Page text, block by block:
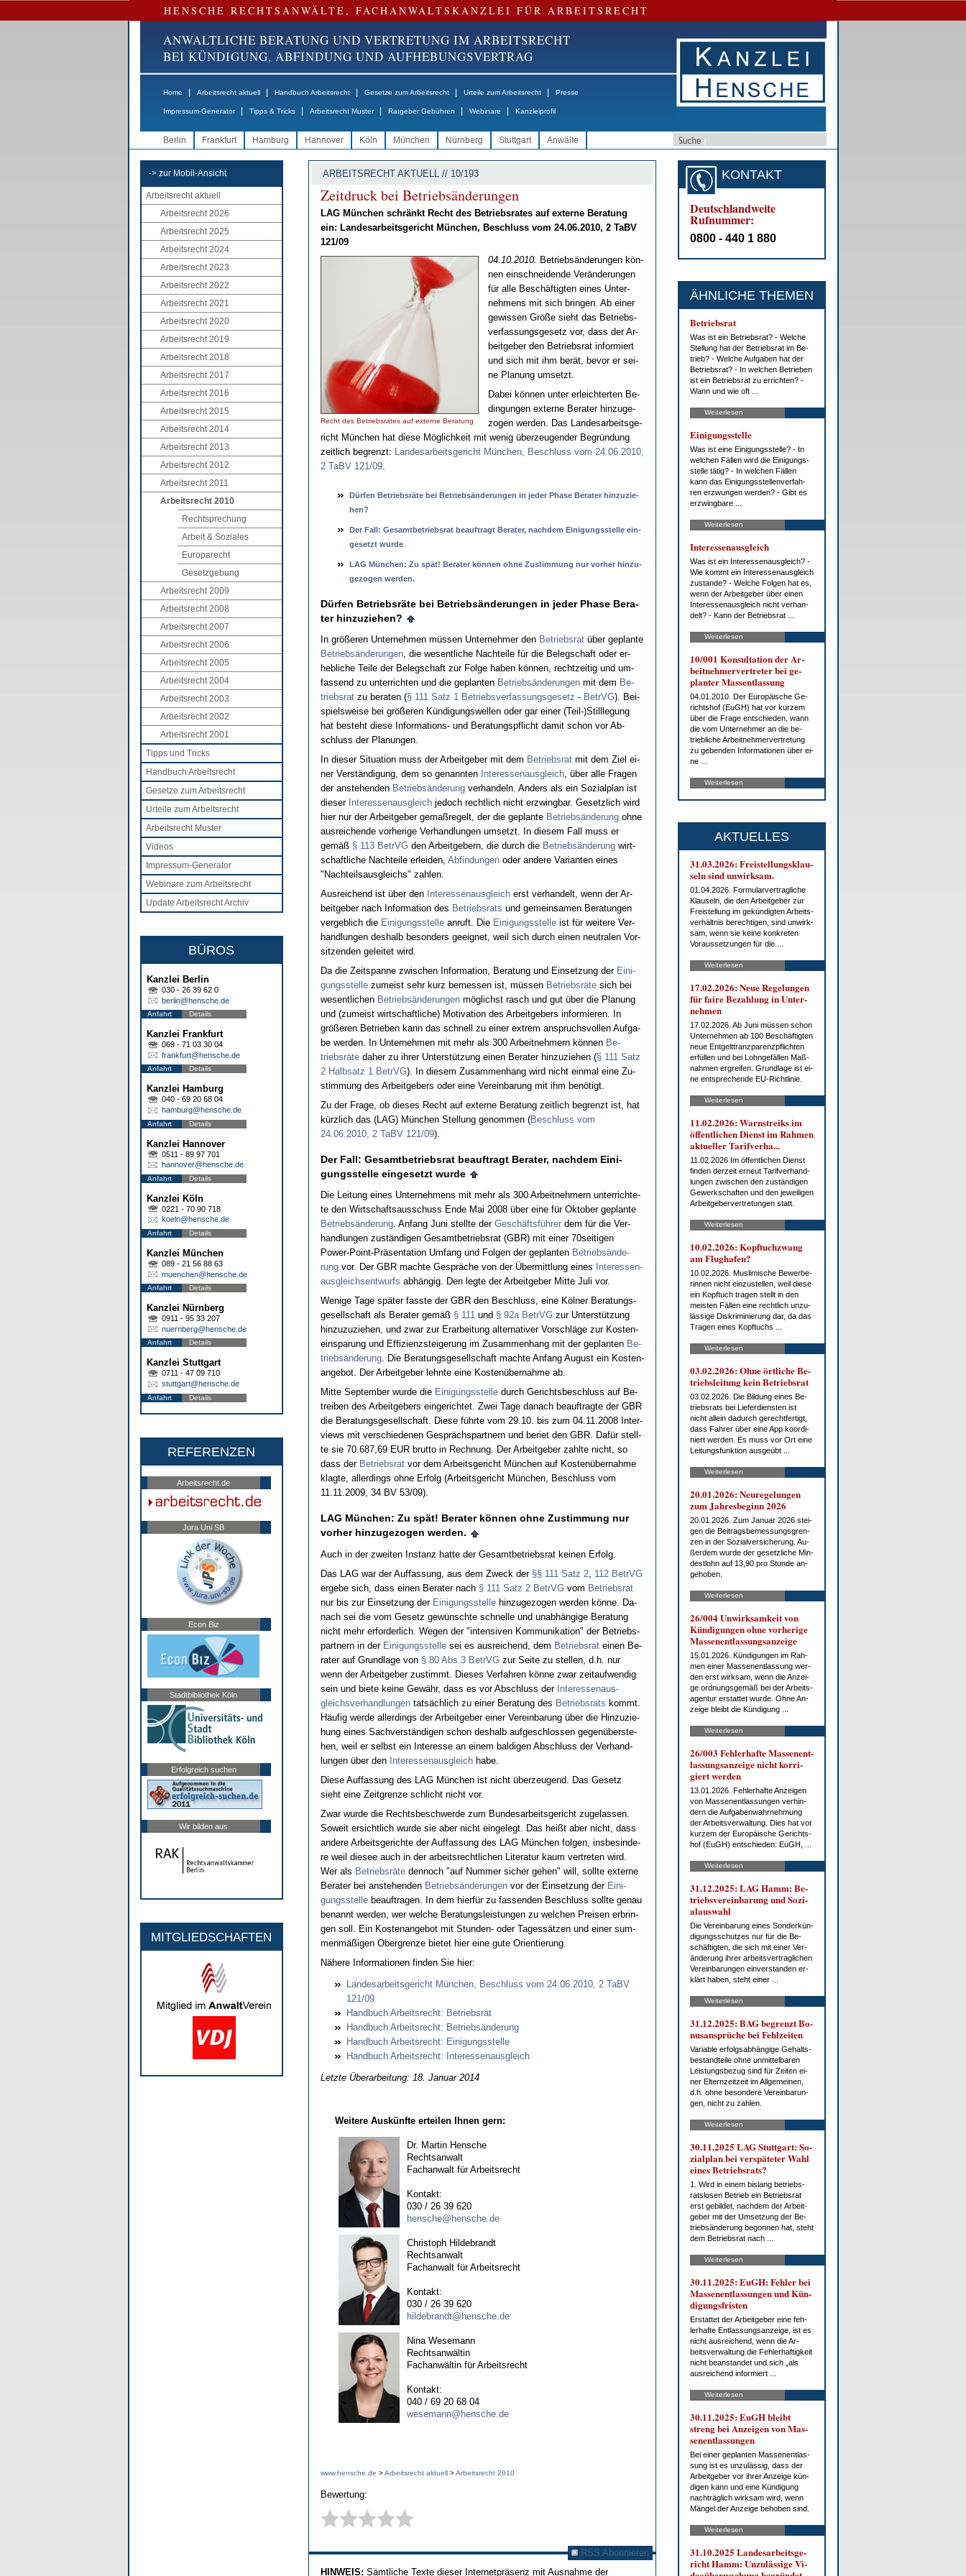
HENSCHE RECHTSANWÄLTE, FACHANWALTSKANZLEI FÜR ARBEITSRECHT
ANWALTLICHE BERATUNG UND VERTRETUNG IM ARBEITSRECHT
BEI KÜNDIGUNG, ABFINDUNG UND AUFHEBUNGSVERTRAG
Home Arbeitsrecht aktuell Handbuch Arbeitsrecht Gesetze zum Arbeitsrecht Urteile zum Arbeitsrecht Presse
Impressum-Generator Tipps & Tricks Arbeitsrecht Muster Ratgeber Gebühren Webinare Kanzleiprofil
Berlin Frankfurt Hamburg Hannover Köln München Nürnberg Stuttgart Anwälte
-> zur Mobil-Ansicht
Arbeitsrecht aktuell
Arbeitsrecht 2026
Arbeitsrecht 2025
Arbeitsrecht 2024
Arbeitsrecht 2023
Arbeitsrecht 2022
Arbeitsrecht 2021
Arbeitsrecht 2020
Arbeitsrecht 2019
Arbeitsrecht 2018
Arbeitsrecht 2017
Arbeitsrecht 2016
Arbeitsrecht 2015
Arbeitsrecht 2014
Arbeitsrecht 2013
Arbeitsrecht 2012
Arbeitsrecht 2011
Arbeitsrecht 2010
Rechtsprechung
Arbeit & Soziales
Europarecht
Gesetzgebung
Arbeitsrecht 2009
Arbeitsrecht 2008
Arbeitsrecht 2007
Arbeitsrecht 2006
Arbeitsrecht 2005
Arbeitsrecht 2004
Arbeitsrecht 2003
Arbeitsrecht 2002
Arbeitsrecht 2001
Tipps und Tricks
Handbuch Arbeitsrecht
Gesetze zum Arbeitsrecht
Urteile zum Arbeitsrecht
Arbeitsrecht Muster
Videos
Impressum-Generator
Webinare zum Arbeitsrecht
Update Arbeitsrecht Archiv
BÜROS
Kanzlei Berlin
030 - 26 39 62 0
berlin@hensche.de
Anfahrt Details
Kanzlei Frankfurt
069 - 71 03 30 04
frankfurt@hensche.de
Anfahrt Details
Kanzlei Hamburg
040 - 69 20 68 04
hamburg@hensche.de
Anfahrt Details
Kanzlei Hannover
0511 - 89 97 701
hannover@hensche.de
Anfahrt Details
Kanzlei Köln
0221 - 70 90 718
koeln@hensche.de
Anfahrt Details
Kanzlei München
089 - 21 56 88 63
muenchen@hensche.de
Anfahrt Details
Kanzlei Nürnberg
0911 - 95 33 207
nuernberg@hensche.de
Anfahrt Details
Kanzlei Stuttgart
0711 - 47 09 710
stuttgart@hensche.de
Anfahrt Details
REFERENZEN
Arbeitsrecht.de
Jura Uni SB
Econ Biz
Stadtbibliothek Köln
Erfolgreich suchen
Wir bilden aus
MITGLIEDSCHAFTEN
ARBEITSRECHT AKTUELL // 10/193
Zeit­druck bei Be­trieb­s­än­de­run­gen
LAG Mün­chen schränkt Recht des Be­triebs­ra­tes auf ex­ter­ne Be­ra­tung
ein: Lan­des­ar­beits­ge­richt Mün­chen, Be­schluss vom 24.06.2010, 2 TaBV
121/09
Recht des Be­triebs­ra­tes auf ex­ter­ne Be­ra­tung
04.10.2010. Be­trieb­s­än­de­run­gen kön­
nen ein­schnei­den­de Ver­än­de­run­gen
für al­le Be­schäf­tig­ten ei­nes Un­ter­
neh­mens mit sich brin­gen. Ab ei­ner
ge­wis­sen Grö­ße sieht das Be­triebs­
ver­fas­sungs­ge­setz vor, dass der Ar­
beit­ge­ber den Be­triebs­rat in­for­miert
und sich mit ihm be­rät, be­vor er sei­
ne Pla­nung um­setzt.
Da­bei kön­nen un­ter er­leich­ter­ten Be­
din­gun­gen ex­ter­ne Be­ra­ter hin­zu­ge­
zo­gen wer­den. Das Lan­des­ar­beits­ge­
richt Mün­chen hat die­se Mög­lich­keit mit we­nig über­zeu­gen­der Be­grün­dung
zeit­lich be­grenzt: Lan­des­ar­beits­ge­richt Mün­chen, Be­schluss vom 24.06.2010,
2 TaBV 121/09.
Dürfen Be­triebsräte bei Be­triebsände­run­gen in je­der Pha­se Be­ra­ter hin­zu­zie­
hen?
Der Fall: Ge­samt­be­triebs­rat be­auf­tragt Be­ra­ter, nach­dem Ei­ni­gungs­stel­le ein­
ge­setzt wur­de
LAG München: Zu spät! Be­ra­ter können oh­ne Zu­stim­mung nur vor­her hin­zu­
ge­zo­gen wer­den.
Dürfen Be­triebsräte bei Be­triebsände­run­gen in je­der Pha­se Be­ra­
ter hin­zu­zie­hen?
In größeren Un­ter­neh­men müssen Un­ter­neh­mer den Be­triebs­ratüber ge­plan­te
Be­triebsände­run­gen, die we­sent­li­che Nach­tei­le für die Be­leg­schaft oder er­
heb­li­che Tei­le der Be­leg­schaft zur Fol­ge ha­ben können, recht­zei­tig und um­
fas­send zu un­ter­rich­ten und die ge­plan­ten Be­triebsände­run­genmit dem Be­
triebs­ratzu be­ra­ten (§ 111 Satz 1 Be­triebs­ver­fas­sungs­ge­setz - Be­trVG). Bei­
spiels­wei­se bei größeren Kündi­gungs­wel­len oder gar ei­ner (Teil-)Still­le­gung
hat be­steht die­se In­for­ma­ti­ons- und Be­ra­tungs­pflicht da­mit schon vor Ab­
schluss der Pla­nun­gen.
In die­ser Si­tua­ti­on muss der Ar­beit­ge­ber mit dem Be­triebs­ratmit dem Ziel ei­
ner Verständi­gung, dem so ge­nann­ten In­ter­es­sen­aus­gleich, über al­le Fra­gen
der an­ste­hen­den Be­triebsände­rungver­han­deln. An­ders als ein So­zi­al­plan ist
die­ser In­ter­es­sen­aus­gleichje­doch recht­lich nicht er­zwing­bar. Ge­setz­lich wird
hier nur der Ar­beit­ge­ber ge­maßre­gelt, der die ge­plan­te Be­triebsände­rungoh­ne
aus­rei­chen­de vor­he­ri­ge Ver­hand­lun­gen um­setzt. In die­sem Fall muss er
gemäß § 113 Be­trVGden Ar­beit­ge­bern, die durch die Be­triebsände­rungwirt­
schaft­li­che Nach­tei­le er­lei­den, Ab­fin­dun­genoder an­de­re Va­ri­an­ten ei­nes
"Nach­teils­aus­gleichs" zah­len.
Aus­rei­chend ist über den In­ter­es­sen­aus­gleicherst ver­han­delt, wenn der Ar­
beit­ge­ber nach In­for­ma­ti­on des Be­triebs­rats und ge­mein­sa­men Be­ra­tun­gen
ver­geb­lich die Ei­ni­gungs­stel­lean­ruft. Die Ei­ni­gungs­stel­leist für wei­te­re Ver­
hand­lun­gen des­halb be­son­ders ge­eig­net, weil sich durch ei­nen neu­tra­len Vor­
sit­zen­den ge­lei­tet wird.
Da die Zeit­span­ne zwi­schen In­for­ma­ti­on, Be­ra­tung und Ein­set­zung der Ei­ni­
gungs­stel­lezu­meist sehr kurz be­mes­sen ist, müssen Be­triebsrätesich bei
we­sent­li­chen Be­triebsände­run­genmöglichst rasch und gut über die Pla­nung
und (zu­meist wirt­schaft­li­che) Mo­ti­va­ti­on des Ar­beit­ge­bers in­for­mie­ren. In
größeren Be­trie­ben kann das schnell zu ei­ner ex­trem an­spruchs­vol­len Auf­ga­
be wer­den. In Un­ter­neh­men mit mehr als 300 Ar­beit­neh­mern können Be­
triebsräteda­her zu ih­rer Un­terstützung ei­nen Be­ra­ter hin­zu­zie­hen (§ 111 Satz
2 Halb­satz 1 Be­trVG). In die­sem Zu­sam­men­hang wird nicht ein­mal ei­ne Zu­
stim­mung des Ar­beit­ge­bers oder ei­ne Ver­ein­ba­rung mit ihm benötigt.
Zu der Fra­ge, ob die­ses Recht auf ex­ter­ne Be­ra­tung zeit­lich be­grenzt ist, hat
kürz­lich das (LAG) München Stel­lung ge­nom­men (Be­schluss vom
24.06.2010, 2 TaBV 121/09).
Der Fall: Ge­samt­be­triebs­rat be­auf­tragt Be­ra­ter, nach­dem Ei­ni­
gungs­stel­le ein­ge­setzt wur­de
Die Lei­tung ei­nes Un­ter­neh­mens mit mehr als 300 Ar­beit­neh­mern un­ter­rich­te­
te den Wirt­schafts­aus­schuss En­de Mai 2008 über ei­ne für Ok­to­ber ge­plan­te
Be­triebsände­rung. An­fang Ju­ni stell­te der Geschäftsführerdem für die Ver­
hand­lun­gen zuständi­gen Ge­samt­be­triebs­rat (GBR) mit ei­ner 70seitigen
Power-Point-Präsen­ta­ti­on Um­fang und Fol­gen der ge­plan­ten Be­triebsände­
rungvor. Der GBR mach­te Gespräche von der Über­mitt­lung ei­nes
In­ter­es­sen­
aus­gleichs­ent­wurfs abhängig. Den leg­te der Ar­beit­ge­ber Mit­te Ju­li vor.
We­ni­ge Ta­ge später fass­te der GBR den Be­schluss, ei­ne Kölner Be­ra­tungs­
ge­sell­schaft als Be­ra­ter gemäß § 111und § 92a Be­trVGzur Un­terstützung
hin­zu­zu­zie­hen, und zwar zur Er­ar­bei­tung al­ter­na­ti­ver Vor­schläge zur Kos­ten­
ein­spa­rung und Ef­fi­zi­enz­stei­ge­rung im Zu­sam­men­hang mit der ge­plan­ten Be­
triebsände­rung. Die Be­ra­tungs­ge­sell­schaft mach­te An­fang Au­gust ein Kos­ten­
an­ge­bot. Der Ar­beit­ge­ber lehn­te ei­ne Kos­tenüber­nah­me ab.
Mit­te Sep­tem­ber wur­de die Ei­ni­gungs­stel­ledurch Ge­richts­be­schluss auf Be­
trei­ben des Ar­beit­ge­bers ein­ge­rich­tet. Zwei Ta­ge da­nach be­auf­trag­te der GBR
die Be­ra­tungs­ge­sell­schaft. Die­se führ­te vom 29.10. bis zum 04.11.2008 In­ter­
views mit ver­schie­de­nen Gesprächs­part­nern und be­riet den GBR. Dafür stell­
te sie 70.687,69 EUR brut­to in Rech­nung. Der Ar­beit­ge­ber zahl­te nicht, so
dass der Be­triebs­ratvor dem Ar­beits­ge­richt München auf Kos­tenüber­nah­me
klag­te, al­ler­dings oh­ne Er­folg (Ar­beits­ge­richt München, Be­schluss vom
11.11.2009, 34 BV 53/09).
LAG München: Zu spät! Be­ra­ter können oh­ne Zu­stim­mung nur
vor­her hin­zu­ge­zo­gen wer­den.
Auch in der zwei­ten In­stanz hat­te der Ge­samt­be­triebs­rat kei­nen Er­folg.
Das LAG war der Auf­fas­sung, aus dem Zweck der §§ 111 Satz 2, 112 Be­trVG
er­ge­be sich, dass ei­nen Be­ra­ter nach § 111 Satz 2 Be­trVGvom Be­triebs­rat
nur bis zur Ein­set­zung der Ei­ni­gungs­stel­lehin­zu­ge­zo­gen wer­den könne. Da­
nach sei die vom Ge­setz gewünsch­te schnel­le und un­abhängi­ge Be­ra­tung
nicht mehr er­for­der­lich. We­gen der "in­ten­si­ven Kom­mu­ni­ka­ti­on" der Be­triebs­
part­nern in der Ei­ni­gungs­stel­lesei es aus­rei­chend, dem Be­triebs­ratei­nen Be­
ra­ter auf Grund­la­ge von § 80 Abs.3 Be­trVGzur Sei­te zu stel­len, d.h. nur
wenn der Ar­beit­ge­ber zu­stimmt. Die­ses Ver­fah­ren könne zwar zeit­auf­wen­dig
sein und bie­te kei­ne Gewähr, dass es vor Ab­schluss der In­ter­es­sen­aus­
gleichs­ver­hand­lun­gentatsächlich zu ei­ner Be­ra­tung des Be­triebs­rats kommt.
Häufig wer­de al­ler­dings der Ar­beit­ge­ber ei­ner Ver­ein­ba­rung über die Hin­zu­zie­
hung ei­nes Sach­verständi­gen schon des­halb auf­ge­schlos­sen ge­genüber­ste­
hen, weil er selbst ein In­ter­es­se an ei­nem bal­di­gen Ab­schluss der Ver­hand­
lun­gen über den In­ter­es­sen­aus­gleichha­be.
Die­se Auf­fas­sung des LAG München ist nicht über­zeu­gend. Das Ge­setz
sieht ei­ne Zeit­gren­ze schlicht nicht vor.
Zwar wur­de die Rechts­be­schwer­de zum Bun­des­ar­beits­ge­richt zu­ge­las­sen.
So­weit er­sicht­lich wur­de sie aber nicht ein­ge­legt. Das heißt aber nicht, dass
an­de­re Ar­beits­ge­rich­te der Auf­fas­sung des LAG München fol­gen, ins­bes­in­de­
re weil die­see auch in der ar­beits­recht­li­chen Li­te­ra­tur kaum ver­tre­ten wird.
Wer als Be­triebsräteden­noch "auf Num­mer si­cher ge­hen" will, soll­te ex­ter­ne
Be­ra­ter bei an­ste­hen­den Be­triebsände­run­genvor der Ein­set­zung der Ei­ni­
gungs­stel­lebe­auf­tra­gen. In dem hierfür zu fas­sen­den Be­schluss soll­te ge­nau
be­nannt wer­den, wer wel­che Be­ra­tungs­leis­tun­gen zu wel­chen Prei­sen er­brin­
gen soll. Ein Kos­ten­an­ge­bot mit St­un­den- oder Ta­gessätzen und ei­ner sum­
menmäßigen Ober­gren­ze bie­tet hier ei­ne gu­te Ori­en­tie­rung.
Nähe­re In­for­ma­tio­nen fin­den Sie hier:
Lan­des­ar­beits­ge­richt München, Be­schluss vom 24.06.2010, 2 TaBV
121/09
Hand­buch Ar­beits­recht: Be­triebs­rat
Hand­buch Ar­beits­recht: Be­triebsände­rung
Hand­buch Ar­beits­recht: Ei­ni­gungs­stel­le
Hand­buch Ar­beits­recht: In­ter­es­sen­aus­gleich
Letzte Überarbeitung: 18. Januar 2014
Weitere Auskünfte erteilen Ihnen gern:
Dr. Martin Hensche
Rechtsanwalt
Fachanwalt für Arbeitsrecht
Kontakt:
030 / 26 39 620
hensche@hensche.de
Christoph Hildebrandt
Rechtsanwalt
Fachanwalt für Arbeitsrecht
Kontakt:
030 / 26 39 620
hildebrandt@hensche.de
Nina Wesemann
Rechtsanwältin
Fachanwältin für Arbeitsrecht
Kontakt:
040 / 69 20 68 04
wesemann@hensche.de
www.hensche.de >Arbeitsrecht aktuell >Arbeitsrecht 2010
Bewertung:
RSS Abonnieren
HINWEIS: Sämtliche Texte dieser Internetpräsenz mit Ausnahme der
KONTAKT
Deutschlandweite
Rufnummer:
0800 - 440 1 880
ÄHNLICHE THEMEN
Be­triebs­rat
Was ist ein Be­triebs­rat? - Wel­che
Stel­lung hat der Be­triebs­rat im Be­
trieb? - Wel­che Auf­ga­ben hat der
Be­triebs­rat? - In wel­chen Be­trie­ben
ist ein Be­triebs­rat zu er­rich­ten? -
Wann und wie oft ...
Weiterlesen
Ei­ni­gungs­stel­le
Was ist ei­ne Ei­ni­gungs­stel­le? - In
wel­chen Fäl­len wird die Ei­ni­gungs­
stel­le tä­tig? - In wel­chen Fäl­len
kann das Ei­ni­gungs­stel­len­ver­fah­
ren er­zwun­gen wer­den? - Gibt es
er­zwing­ba­re ...
Weiterlesen
In­ter­es­sen­aus­gleich
Was ist ein In­ter­es­sen­aus­gleich? -
Wie kommt ein In­ter­es­sen­aus­gleich
zu­stan­de? - Wel­che Fol­gen hat es,
wenn der Ar­beit­ge­ber über ei­nen
In­ter­es­sen­aus­gleich nicht ver­han­
delt? - Kann der Be­triebs­rat ...
Weiterlesen
10/001 Kon­sul­ta­ti­on der Ar­
beit­neh­mer­ver­tre­ter bei ge­
plan­ter Mas­s­ent­las­sung
04.01.2010. Der Eu­ro­päi­sche Ge­
richts­hof (EuGH) hat vor kur­zem
über die Fra­ge ent­schie­den, wann
die vom Un­ter­neh­mer an die be­
trieb­li­che Ar­beit­neh­mer­ver­tre­tung
zu ge­ben­den In­for­ma­tio­nen über ei­
ne ...
Weiterlesen
AKTUELLES
31.03.2026: Frei­stel­lungs­klau­
seln sind un­wirk­sam.
01.04.2026. For­mu­lar­ver­trag­li­che
Klau­seln, die den Ar­beit­ge­ber zur
Frei­stel­lung im ge­kün­dig­ten Ar­beits­
ver­hält­nis be­rech­ti­gen, sind un­wirk­
sam, wenn sie kei­ne kon­kre­ten
Vor­aus­set­zun­gen für die ...
Weiterlesen
17.02.2026: Neue Re­ge­lun­gen
für fai­re Be­zah­lung in Un­ter­
neh­men
17.02.2026. Ab Ju­ni müs­sen schon
Un­ter­neh­men ab 100 Be­schäf­tig­ten
neue Ent­gelt­tranz­pa­renz­pflich­ten
er­fül­len und bei Lohn­ge­fäl­len Maß­
nah­men er­grei­fen. Grund­la­ge ist ei­
ne ent­spre­chen­de EU-Richt­li­nie.
Weiterlesen
11.02.2026: Warn­streiks im
öf­fent­li­chen Dienst im Rah­men
ak­tu­el­ler Ta­rif­ver­ha...
11.02.2026 Im öf­fent­li­chen Dienst
fin­den der­zeit er­neut Ta­rif­ver­hand­
lun­gen zwi­schen den zu­stän­di­gen
Ge­werk­schaf­ten und den je­wei­li­gen
Ar­beit­ge­ber­ver­tre­tun­gen statt.
Weiterlesen
10.02.2026: Kopf­tuch­zwang
am Flug­ha­fen?
10.02.2026. Mus­li­mi­sche Be­wer­be­
rin­nen nicht ein­zu­stel­len, weil die­se
ein Kopf­tuch tra­gen stellt in den
meis­ten Fäl­len ei­ne recht­lich un­zu­
läs­si­ge Dis­kri­mi­nie­rung dar, da das
Tra­gen ei­nes Kopf­tuchs ...
Weiterlesen
03.02.2026: Oh­ne ört­li­che Be­
triebs­lei­tung kein Be­triebs­rat
03.02.2026. Die Bil­dung ei­nes Be­
triebs­rats bei Lie­fer­diens­ten ist
nicht al­lein da­durch ge­recht­fer­tigt,
dass Fah­rer über ei­ne App ko­or­di­
niert wer­den. Es muss vor Ort ei­ne
Lei­tungs­funk­ti­on aus­ge­übt ...
Weiterlesen
20.01.2026: Neu­re­ge­lun­gen
zum Jah­res­be­ginn 2026
20.01.2026. Zum Ja­nu­ar 2026 stei­
gen die Bei­trags­be­mes­sungs­gren­
zen in der So­zi­al­ver­si­che­rung. Au­
ßer­dem wur­de der ge­setz­li­che Min­
dest­lohn auf 13,90 pro St­un­de an­
ge­ho­ben.
Weiterlesen
26/004 Un­wirk­sam­keit von
Kün­di­gun­gen oh­ne vor­he­ri­ge
Mas­sen­ent­las­sungs­an­zei­ge
15.01.2026. Kün­di­gun­gen im Rah­
men ei­ner Mas­sen­ent­las­sung wer­
den erst wirk­sam, wenn die An­zei­
ge ord­nungs­ge­mäß bei der Ar­beits­
agen­tur er­stat­tet wur­de. Oh­ne An­
zei­ge bleibt die Kün­di­gung ...
Weiterlesen
26/003 Feh­ler­haf­te Mas­sen­ent­
las­sungs­an­zei­ge nicht kor­ri­
giert wer­den
13.01.2026. Feh­ler­haf­te An­zei­gen
von Mas­sen­ent­las­sun­gen ver­hin­
dern die Auf­ga­ben­wahr­neh­mung
der Ar­beits­ver­wal­tung. Dies hat vor
kur­zem der Eu­ro­päi­sche Ge­richts­
hof (EuGH) ent­schie­den: EuGH, ...
Weiterlesen
31.12.2025: LAG Hamm: Be­
triebs­ver­ein­ba­rung und So­zi­
al­aus­wahl
Die Ver­ein­ba­rung ei­nes Son­der­kün­
di­gungs­schut­zes nur für die Be­
schäf­tig­ten, die sich mit ei­ner Ver­
än­de­rung ih­rer ar­beits­ver­trag­li­chen
Ver­ein­ba­run­gen ein­ver­stan­den er­
klärt ha­ben, steht ei­ner ...
Weiterlesen
31.12.2025: BAG be­grenzt Bo­
nus­an­sprü­che bei Fehl­zei­ten
Va­ria­ble er­folgs­ab­hän­gi­ge Ge­halts­
be­stand­tei­le oh­ne un­mit­tel­ba­ren
Leis­tungs­be­zug sind für Zei­ten ei­
ner El­tern­zeit­zeit im All­ge­mei­nen,
d.h. oh­ne be­son­de­re Ver­ein­ba­run­
gen, nicht zu zah­len.
Weiterlesen
30.11.2025 LAG Stutt­gart: So­
zi­al­plan bei ver­spä­te­ter Wahl
ei­nes Be­triebs­rats?
1. Wird in ei­nem bis­lang be­triebs­
rats­lo­sen Be­trieb ein Be­triebs­rat
erst ge­bil­det, nach­dem der Ar­beit­
ge­ber mit der Um­set­zung der Be­
trieb­s­än­de­rung be­gon­nen hat, steht
dem Be­triebs­rat nach ...
Weiterlesen
30.11.2025: EuGH: Feh­ler bei
Mas­sen­ent­las­sun­gen und Kün­
di­gungs­fris­ten
Er­stat­tet der Ar­beit­ge­ber ei­ne feh­
ler­haf­te Ent­las­sungs­an­zei­ge, ist es
nicht aus­rei­chend, wenn die Ar­
beits­ver­wal­tung die Feh­ler­haf­tig­keit
nicht be­an­stan­det und sich „als
aus­rei­chend in­for­miert ...
Weiterlesen
30.11.2025: EuGH bleibt
streng bei An­zei­gen von Mas­
sen­ent­las­sun­gen
Bei ei­ner ge­plan­ten Mas­sen­ent­las­
sung ist es un­zu­läs­sig, dass der
Ar­beit­ge­ber vor ih­rer An­zei­ge kün­
di­gen kann und ei­ne Kün­di­gung
nach­träg­lich wirk­sam wird, wenn
Män­gel der An­zei­ge be­ho­ben sind.
Weiterlesen
31.10.2025 Lan­des­ar­beits­ge­
richt Hamm: Un­zu­läs­si­ge Vi­